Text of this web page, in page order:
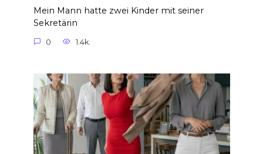
Mein Mann hatte zwei Kinder mit seiner
Sekretärin
0 1.4k.